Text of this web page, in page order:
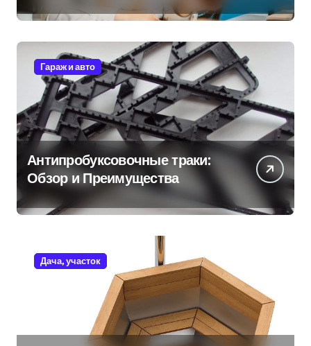
Гараж и авто
Антипробуксовочные траки:
Обзор и Преимущества
Дача, участок